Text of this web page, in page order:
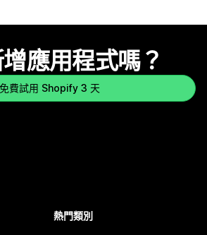
應用程式嗎？
免費試用 Shopify 3 天
熱門類別